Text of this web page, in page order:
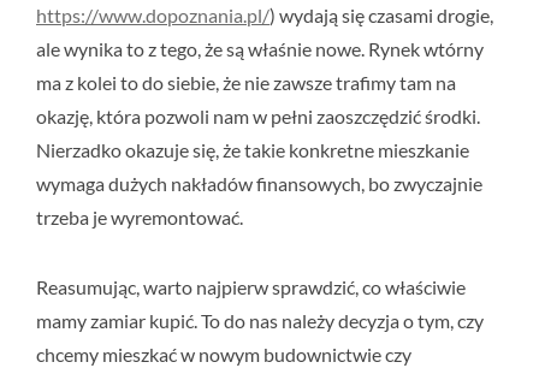
https://www.dopoznania.pl/) wydają się czasami drogie,
ale wynika to z tego, że są właśnie nowe. Rynek wtórny
ma z kolei to do siebie, że nie zawsze trafimy tam na
okazję, która pozwoli nam w pełni zaoszczędzić środki.
Nierzadko okazuje się, że takie konkretne mieszkanie
wymaga dużych nakładów finansowych, bo zwyczajnie
trzeba je wyremontować.
Reasumując, warto najpierw sprawdzić, co właściwie
mamy zamiar kupić. To do nas należy decyzja o tym, czy
chcemy mieszkać w nowym budownictwie czy